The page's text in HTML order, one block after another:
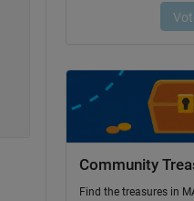
Community
Find the treasures in